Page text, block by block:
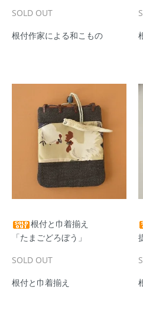
SOLD OUT
根付作家による和こもの
根付と巾着揃え
「たまごどろぼう」
SOLD OUT
根付と巾着揃え